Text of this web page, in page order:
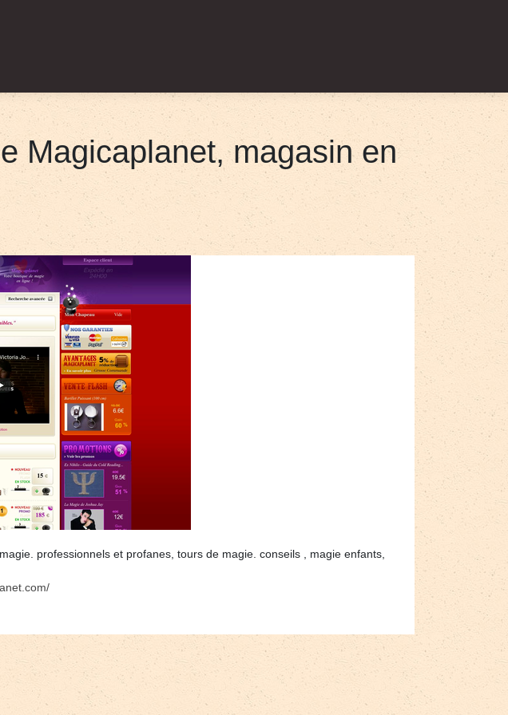
Magicap­la­net, magasin en
professionnels et profanes, tours de magie. conseils , magie enfants,